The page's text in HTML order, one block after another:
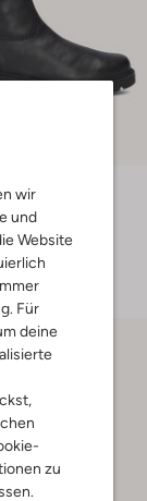
wir
und
Website
Für
deine
zu
97,99